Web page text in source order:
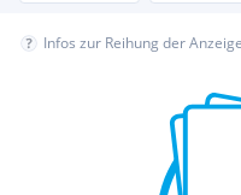
Infos zur Reihung der